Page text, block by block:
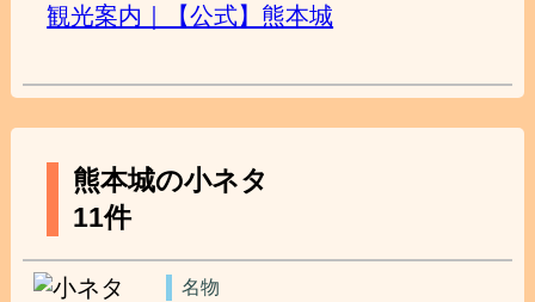
観光案内｜【公式】熊本城
熊本城の小ネタ
11件
名物